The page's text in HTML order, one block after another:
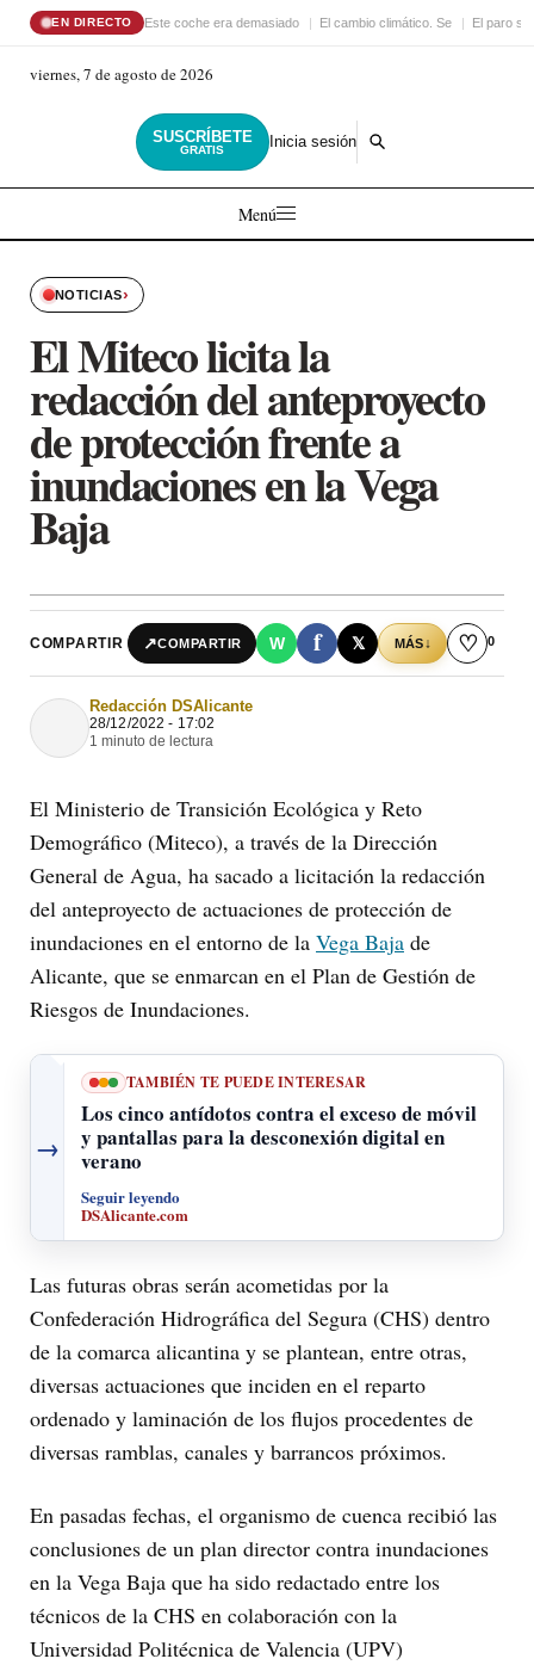
EN DIRECTO Este coche era demasiado El cambio climático. Se El paro
viernes, 7 de agosto de 2026
SUSCRÍBETE
GRATIS Inicia sesión
Menú
NOTICIAS›
El Miteco licita la
redacción del anteproyecto
de protección frente a
inundaciones en la Vega
Baja
COMPARTIR ↗COMPARTIR W f 𝕏 MÁS↓ ♡ 0
Redacción DSAlicante
28/12/2022 - 17:02
1 minuto de lectura
El Ministerio de Transición Ecológica y Reto
Demográfico (Miteco), a través de la Dirección
General de Agua, ha sacado a licitación la redacción
del anteproyecto de actuaciones de protección de
inundaciones en el entorno de la Vega Baja de
Alicante, que se enmarcan en el Plan de Gestión de
Riesgos de Inundaciones.
→
TAMBIÉN TE PUEDE INTERESAR
Los cinco antídotos contra el exceso de móvil
y pantallas para la desconexión digital en
verano
Seguir leyendo
DSAlicante.com
Las futuras obras serán acometidas por la
Confederación Hidrográfica del Segura (CHS) dentro
de la comarca alicantina y se plantean, entre otras,
diversas actuaciones que inciden en el reparto
ordenado y laminación de los flujos procedentes de
diversas ramblas, canales y barrancos próximos.
En pasadas fechas, el organismo de cuenca recibió las
conclusiones de un plan director contra inundaciones
en la Vega Baja que ha sido redactado entre los
técnicos de la CHS en colaboración con la
Universidad Politécnica de Valencia (UPV)